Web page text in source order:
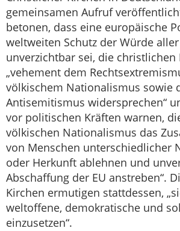
gemeinsamen Aufruf
betonen, dass eine europäische
weltweiten Schutz der Würde
unverzichtbar sei, die christlichen
„vehement dem
völkischem Nationalismus sowie
Antisemitismus widersprechen“
vor politischen Kräften warnen,
völkischen Nationalismus das
von Menschen unterschiedlicher
oder Herkunft ablehnen und
Abschaffung der EU anstreben“.
Kirchen ermutigen stattdessen,
weltoffene, demokratische und
einzusetzen“.